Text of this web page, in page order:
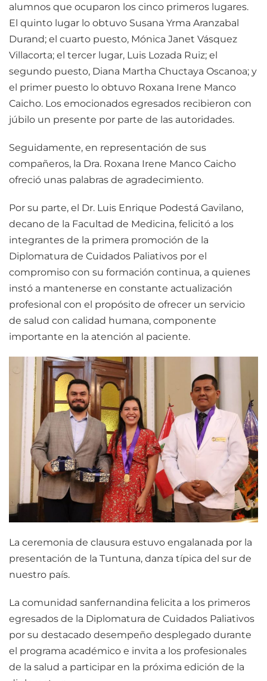
alumnos que ocuparon los cinco primeros lugares.
El quinto lugar lo obtuvo Susana Yrma Aranzabal
Durand; el cuarto puesto, Mónica Janet Vásquez
Villacorta; el tercer lugar, Luis Lozada Ruiz; el
segundo puesto, Diana Martha Chuctaya Oscanoa; y
el primer puesto lo obtuvo Roxana Irene Manco
Caicho. Los emocionados egresados recibieron con
júbilo un presente por parte de las autoridades.
Seguidamente, en representación de sus
compañeros, la Dra. Roxana Irene Manco Caicho
ofreció unas palabras de agradecimiento.
Por su parte, el Dr. Luis Enrique Podestá Gavilano,
decano de la Facultad de Medicina, felicitó a los
integrantes de la primera promoción de la
Diplomatura de Cuidados Paliativos por el
compromiso con su formación continua, a quienes
instó a mantenerse en constante actualización
profesional con el propósito de ofrecer un servicio
de salud con calidad humana, componente
importante en la atención al paciente.
La ceremonia de clausura estuvo engalanada por la
presentación de la Tuntuna, danza típica del sur de
nuestro país.
La comunidad sanfernandina felicita a los primeros
egresados de la Diplomatura de Cuidados Paliativos
por su destacado desempeño desplegado durante
el programa académico e invita a los profesionales
de la salud a participar en la próxima edición de la